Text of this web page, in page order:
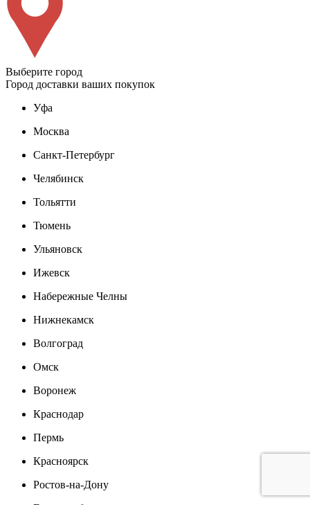
Выберите город
Город доставки ваших покупок
Уфа
Москва
Санкт-Петербург
Челябинск
Тольятти
Тюмень
Ульяновск
Ижевск
Набережные Челны
Нижнекамск
Волгоград
Омск
Воронеж
Краснодар
Пермь
Красноярск
Ростов-на-Дону